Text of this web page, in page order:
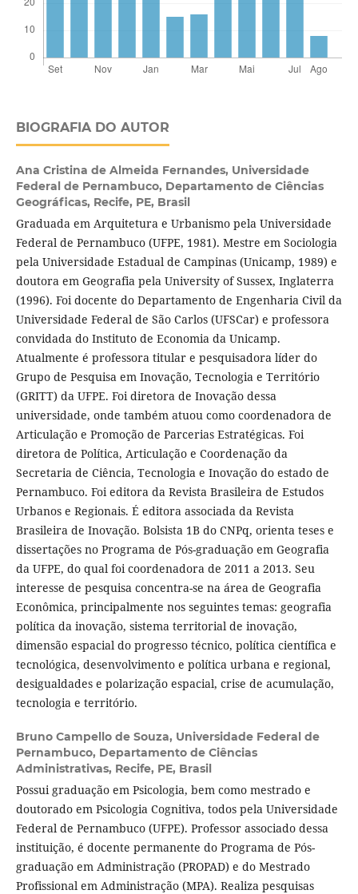
BIOGRAFIA DO AUTOR
Ana Cristina de Almeida Fernandes, Universidade
Federal de Pernambuco, Departamento de Ciências
Geográficas, Recife, PE, Brasil
Graduada em Arquitetura e Urbanismo pela Universidade
Federal de Pernambuco (UFPE, 1981). Mestre em Sociologia
pela Universidade Estadual de Campinas (Unicamp, 1989) e
doutora em Geografia pela University of Sussex, Inglaterra
(1996). Foi docente do Departamento de Engenharia Civil da
Universidade Federal de São Carlos (UFSCar) e professora
convidada do Instituto de Economia da Unicamp.
Atualmente é professora titular e pesquisadora líder do
Grupo de Pesquisa em Inovação, Tecnologia e Território
(GRITT) da UFPE. Foi diretora de Inovação dessa
universidade, onde também atuou como coordenadora de
Articulação e Promoção de Parcerias Estratégicas. Foi
diretora de Política, Articulação e Coordenação da
Secretaria de Ciência, Tecnologia e Inovação do estado de
Pernambuco. Foi editora da Revista Brasileira de Estudos
Urbanos e Regionais. É editora associada da Revista
Brasileira de Inovação. Bolsista 1B do CNPq, orienta teses e
dissertações no Programa de Pós-graduação em Geografia
da UFPE, do qual foi coordenadora de 2011 a 2013. Seu
interesse de pesquisa concentra-se na área de Geografia
Econômica, principalmente nos seguintes temas: geografia
política da inovação, sistema territorial de inovação,
dimensão espacial do progresso técnico, política científica e
tecnológica, desenvolvimento e política urbana e regional,
desigualdades e polarização espacial, crise de acumulação,
tecnologia e território.
Bruno Campello de Souza, Universidade Federal de
Pernambuco, Departamento de Ciências
Administrativas, Recife, PE, Brasil
Possui graduação em Psicologia, bem como mestrado e
doutorado em Psicologia Cognitiva, todos pela Universidade
Federal de Pernambuco (UFPE). Professor associado dessa
instituição, é docente permanente do Programa de Pós-
graduação em Administração (PROPAD) e do Mestrado
Profissional em Administração (MPA). Realiza pesquisas